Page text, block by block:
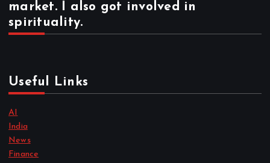
market. I also got involved in
spirituality.
Useful Links
AI
India
News
Finance